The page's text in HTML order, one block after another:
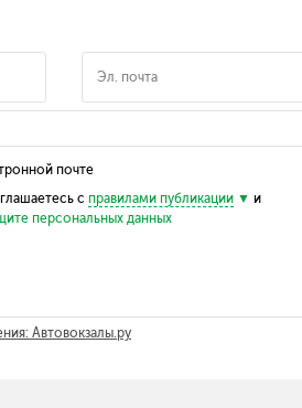
почте
с правилами публикации
и
персональных данных
Автовокзалы.ру